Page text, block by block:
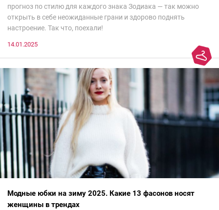
прогноз по стилю для каждого знака Зодиака — так можно
открыть в себе неожиданные грани и здорово поднять
настроение. Так что, поехали!
14.01.2025
Модные юбки на зиму 2025. Какие 13 фасонов носят
женщины в трендах